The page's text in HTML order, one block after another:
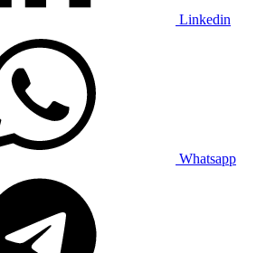
Linkedin
Whatsapp